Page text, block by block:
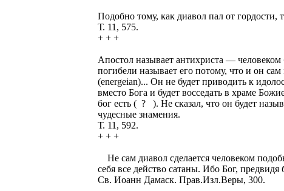
Подобно тому, как диавол пал от гордости,
Т. 11, 575.
+ + +
Апостол называет антихриста —
погибели называет его потому, что и он
(energeian)... Он не будет приводить к
вместо Бога и будет восседать в храме
бог есть ( ? ). Не сказал, что он будет
чудесные знамения.
Т. 11, 592.
+ + +
Не сам диавол сделается человеком
себя все действо сатаны. Ибо Бог,
Св. Иоанн Дамаск. Прав.Изл.Веры, 300.